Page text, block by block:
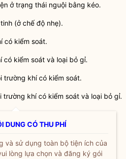
ở trạng thái nguội bằng kéo.
(ở chế độ nhẹ).
có kiểm soát.
có kiểm soát và loại bỏ gỉ.
trường khí có kiểm soát.
trường khí có kiểm soát và loại bỏ gỉ.
DUNG CÓ THU PHÍ
và sử dụng toàn bộ tiện ích của
lòng lựa chọn và đăng ký gói